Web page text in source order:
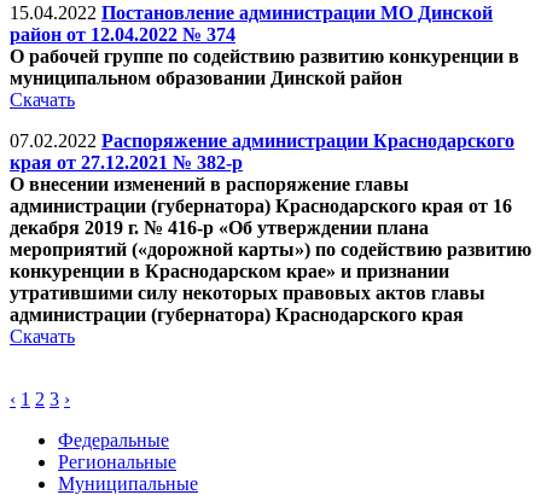
15.04.2022 Постановление администрации МО Динской
район от 12.04.2022 № 374
О рабочей группе по содействию развитию конкуренции в
муниципальном образовании Динской район
Скачать
07.02.2022 Распоряжение администрации Краснодарского
края от 27.12.2021 № 382-р
О внесении изменений в распоряжение главы
администрации (губернатора) Краснодарского края от 16
декабря 2019 г. № 416-р «Об утверждении плана
мероприятий («дорожной карты») по содействию развитию
конкуренции в Краснодарском крае» и признании
утратившими силу некоторых правовых актов главы
администрации (губернатора) Краснодарского края
Скачать
‹ 1 2 3 ›
Федеральные
Региональные
Муниципальные